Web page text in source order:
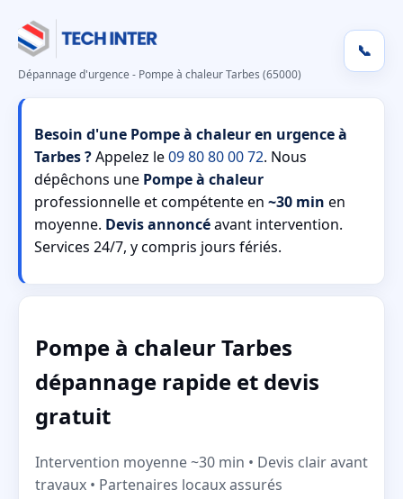
Dépannage d'urgence - Pompe à chaleur Tarbes (65000)
📞
Besoin d'une Pompe à chaleur en urgence à
Tarbes ?Appelez le09 80 80 00 72. Nous
dépêchons une Pompe à chaleur
professionnelle et compétente en ~30 min en
moyenne. Devis annoncéavant intervention.
Services 24/7, y compris jours fériés.
Pompe à chaleur Tarbes
dépannage rapide et devis
gratuit
Intervention moyenne ~30 min • Devis clair avant
travaux • Partenaires locaux assurés